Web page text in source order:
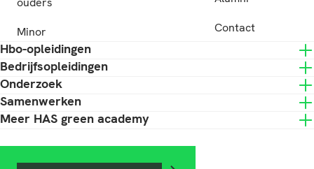
Minor
Contact
Hbo-opleidingen
Bedrijfsopleidingen
Onderzoek
Samenwerken
Meer HAS green academy